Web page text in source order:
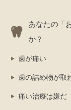
あなたの「
か？
歯が痛い
歯の詰め物が取
痛い治療は嫌だ